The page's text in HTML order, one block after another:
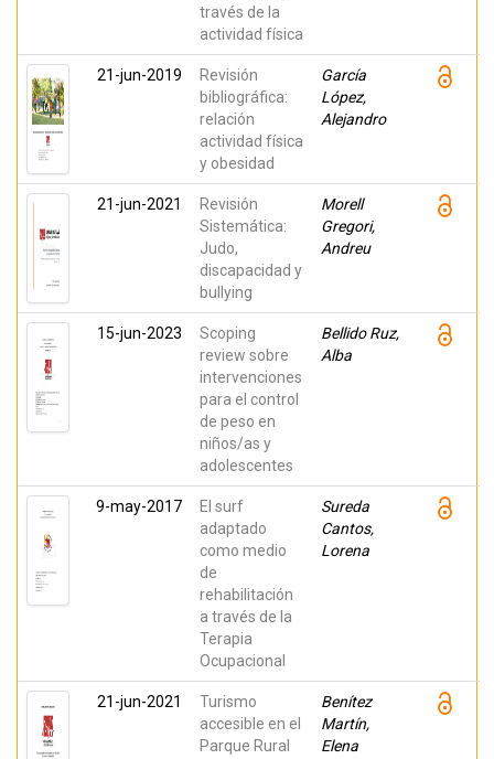
través de la
actividad física
21-jun-2019
Revisión
bibliográfica:
relación
actividad física
y obesidad
García
López,
Alejandro
21-jun-2021
Revisión
Sistemática:
Judo,
discapacidad y
bullying
Morell
Gregori,
Andreu
15-jun-2023
Scoping
review sobre
intervenciones
para el control
de peso en
niños/as y
adolescentes
Bellido Ruz,
Alba
9-may-2017
El surf
adaptado
como medio
de
rehabilitación
a través de la
Terapia
Ocupacional
Sureda
Cantos,
Lorena
21-jun-2021
Turismo
accesible en el
Parque Rural
Benítez
Martín,
Elena